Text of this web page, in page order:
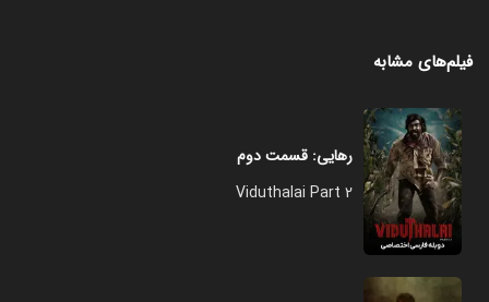
فیلم‌های مشابه
رهایی: قسمت دوم
Viduthalai Part 2